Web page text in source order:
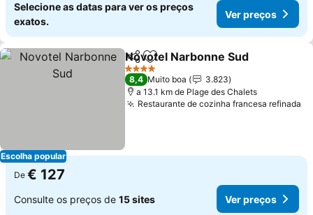
Selecione as datas para ver os preços
exatos.
Ver preços
Escolha popular
PartilharAdicionar aos favoritos
Novotel Narbonne Sud
4 Estrelas
8,4 Muito boa
3.823
a 13.1 km de Plage des Chalets
Restaurante de cozinha francesa refinada
De € 127
Consulte os preços de 15 sites Ver preços